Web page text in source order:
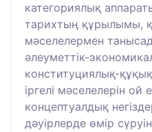
категориялық
тарихтың құрылымы,
мәселелермен
әлеуметтік-
конституциялық-
іргелі мәселелерін ой
концептуалдық
дәуірлерде өмір